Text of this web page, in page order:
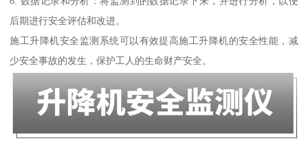
后期进行安全评估和改进。
施工升降机安全监测系统可以有效提高施工升降机的安全性能，减
少安全事故的发生，保护工人的生命财产安全。